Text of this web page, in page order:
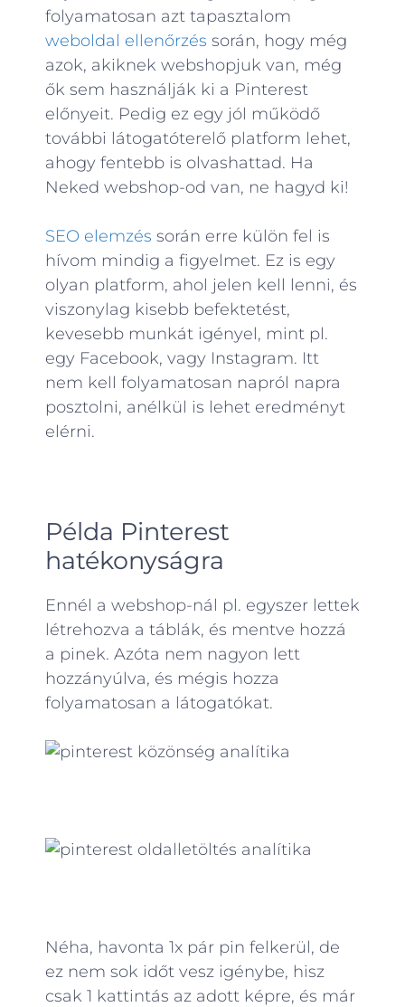
folyamatosan azt tapasztalom
weboldal ellenőrzés során, hogy még
azok, akiknek webshopjuk van, még
ők sem használják ki a Pinterest
előnyeit. Pedig ez egy jól működő
további látogatóterelő platform lehet,
ahogy fentebb is olvashattad. Ha
Neked webshop-od van, ne hagyd ki!
SEO elemzés során erre külön fel is
hívom mindig a figyelmet. Ez is egy
olyan platform, ahol jelen kell lenni, és
viszonylag kisebb befektetést,
kevesebb munkát igényel, mint pl.
egy Facebook, vagy Instagram. Itt
nem kell folyamatosan napról napra
posztolni, anélkül is lehet eredményt
elérni.
Példa Pinterest
hatékonyságra
Ennél a webshop-nál pl. egyszer lettek
létrehozva a táblák, és mentve hozzá
a pinek. Azóta nem nagyon lett
hozzányúlva, és mégis hozza
folyamatosan a látogatókat.
Néha, havonta 1x pár pin felkerül, de
ez nem sok időt vesz igénybe, hisz
csak 1 kattintás az adott képre, és már